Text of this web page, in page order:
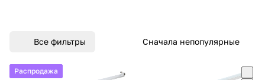
Все фильтры Сначала непопулярные
Распродажа
Распродажа
Распродажа
Распродажа
Распродажа